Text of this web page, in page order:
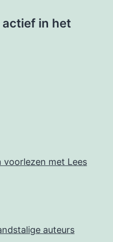
in het
voorlezen met Lees
auteurs